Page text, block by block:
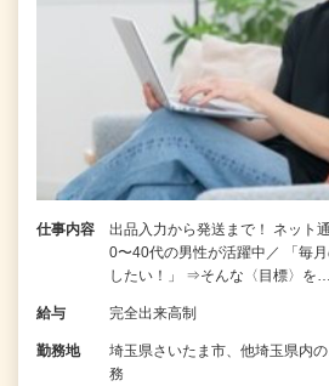
仕事内容
出品入力から発送まで！ ネット
0〜40代の男性が活躍中／ 「毎
したい！」 ⇒そんな〈目標〉を…
給与 完全出来高制
勤務地
埼玉県さいたま市、他埼玉県
務